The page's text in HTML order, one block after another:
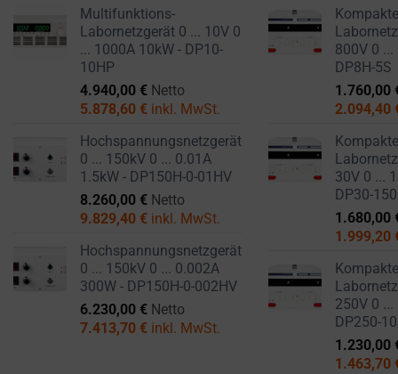
Multifunktions-
Labornetzgerät 0 ... 10V 0
... 1000A 10kW - DP10-
10HP
4.940,00 € Netto
5.878,60 € inkl. MwSt.
Hochspannungsnetzgerät
0 ... 150kV 0 ... 0.01A
1.5kW - DP150H-0-01HV
8.260,00 € Netto
9.829,40 € inkl. MwSt.
Hochspannungsnetzgerät
0 ... 150kV 0 ... 0.002A
300W - DP150H-0-002HV
6.230,00 € Netto
7.413,70 € inkl. MwSt.
800V 0 ...
DP8H-5S
1.760,00
2.094,40
30V 0 ...
DP30-
1.680,00
1.999,20
250V 0 ...
DP250-
1.230,00
1.463,70
how
and
collects
refer